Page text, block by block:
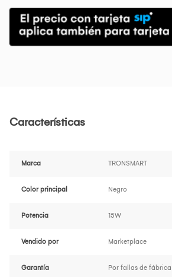
Características
Marca TRONSMART
Color principal Negro
Potencia 15W
Vendido por Marketplace
Garantía Por fallas de fábrica